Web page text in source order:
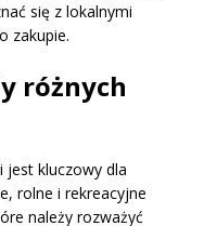
się z lokalnymi
zakupie.
różnych
jest kluczowy dla
rolne i rekreacyjne
należy rozważyć